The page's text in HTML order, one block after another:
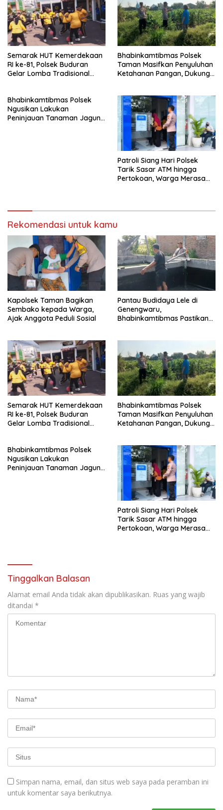
Semarak HUT Kemerdekaan
RI ke-81, Polsek Buduran
Gelar Lomba Tradisional
Bhabinkamtibmas Polsek
Taman Masifkan Penyuluhan
Ketahanan Pangan, Dukung
Bhabinkamtibmas Polsek
Ngusikan Lakukan
Peninjauan Tanaman Jagung
Patroli Siang Hari Polsek
Tarik Sasar ATM hingga
Pertokoan, Warga Merasa
Rekomendasi untuk kamu
Kapolsek Taman Bagikan
Sembako kepada Warga,
Ajak Anggota Peduli Sosial
Pantau Budidaya Lele di
Genengwaru,
Bhabinkamtibmas Pastikan
Semarak HUT Kemerdekaan
RI ke-81, Polsek Buduran
Gelar Lomba Tradisional
Bhabinkamtibmas Polsek
Taman Masifkan Penyuluhan
Ketahanan Pangan, Dukung
Bhabinkamtibmas Polsek
Ngusikan Lakukan
Peninjauan Tanaman Jagung
Patroli Siang Hari Polsek
Tarik Sasar ATM hingga
Pertokoan, Warga Merasa
Tinggalkan Balasan
Alamat email Anda tidak akan dipublikasikan. Ruas yang wajib
ditandai *
Simpan nama, email, dan situs web saya pada peramban ini
untuk komentar saya berikutnya.